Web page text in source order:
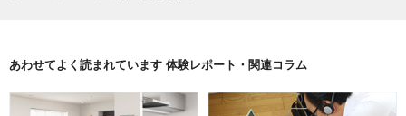
あわせてよく読まれています 体験レポート・関連コラム